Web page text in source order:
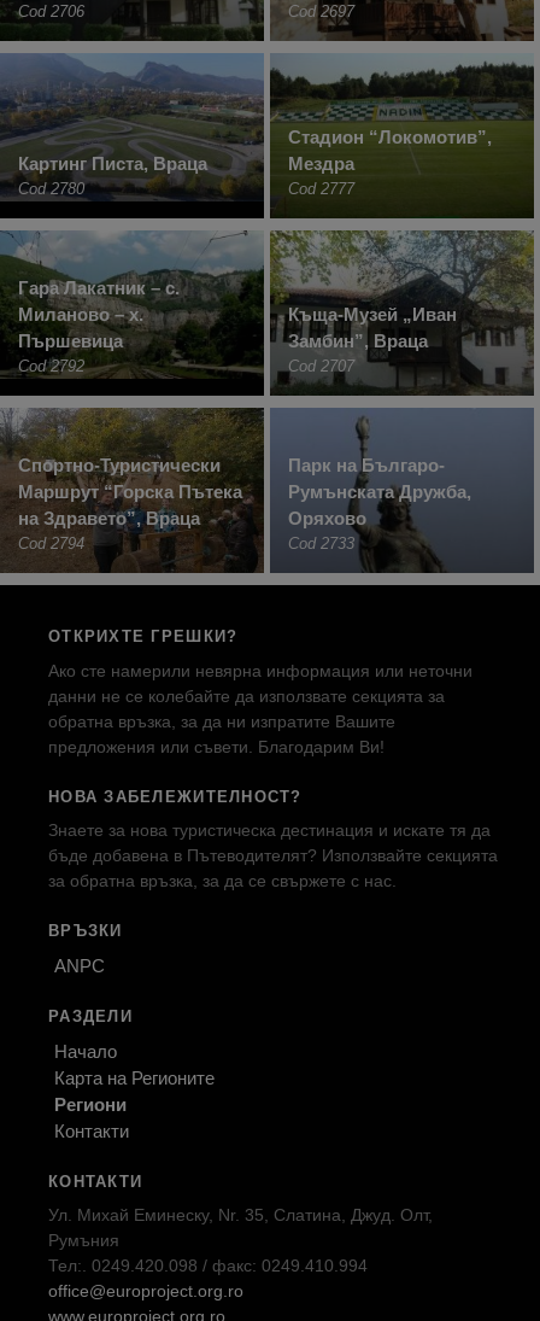
Cod 2706 Cod 2697
Картинг Писта, Враца
Cod 2780
Стадион “Локомотив”,
Мездра
Cod 2777
Гара Лакатник – с.
Миланово – х.
Пършевица
Cod 2792
Къща-Музей „Иван
Замбин”, Враца
Cod 2707
Спортно-Туристически
Маршрут “Горска Пътека
на Здравето”, Враца
Cod 2794
Парк на Българо-
Румънската Дружба,
Оряхово
Cod 2733
ОТКРИХТЕ ГРЕШКИ?
Ако сте намерили невярна информация или неточни
данни не се колебайте да използвате секцията за
обратна връзка, за да ни изпратите Вашите
предложения или съвети. Благодарим Ви!
НОВА ЗАБЕЛЕЖИТЕЛНОСТ?
Знаете за нова туристическа дестинация и искате тя да
бъде добавена в Пътеводителят? Използвайте секцията
за обратна връзка, за да се свържете с нас.
ВРЪЗКИ
ANPC
РАЗДЕЛИ
Начало
Карта на Регионите
Региони
Контакти
КОНТАКТИ
Ул. Михай Еминеску, Nr. 35, Слатина, Джуд. Олт,
Румъния
Тел:. 0249.420.098 / факс: 0249.410.994
office@europroject.org.ro
www.europroject.org.ro